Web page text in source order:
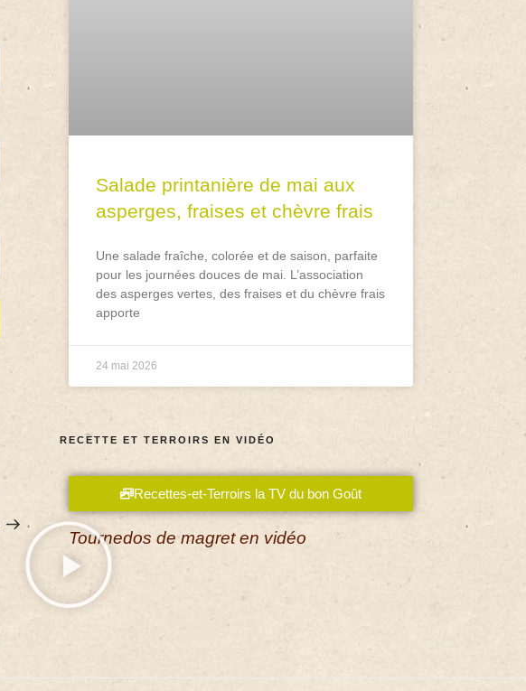
Salade printanière de mai aux
asperges, fraises et chèvre frais
Une salade fraîche, colorée et de saison, parfaite
pour les journées douces de mai. L’association
des asperges vertes, des fraises et du chèvre frais
apporte
24 mai 2026
RECETTE ET TERROIRS EN VIDÉO
Recettes-et-Terroirs la TV du bon Goût
Tournedos de magret en vidéo